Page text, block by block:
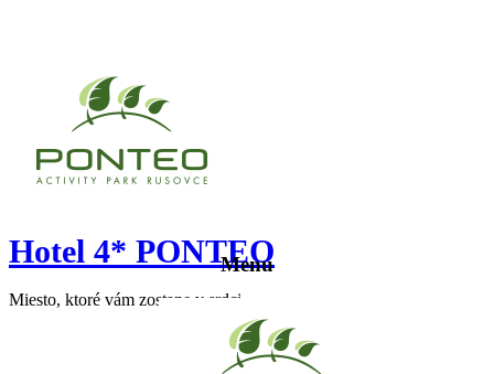
Hotel 4* PONTEO
Miesto, ktoré vám zostane v srdci
Menu